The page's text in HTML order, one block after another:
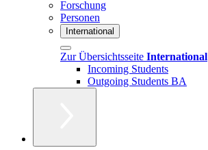
Forschung
Personen
International
Zur Übersichtsseite International
Incoming Students
Outgoing Students BA